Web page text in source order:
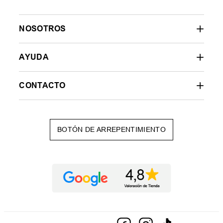
NOSOTROS
AYUDA
CONTACTO
BOTÓN DE ARREPENTIMIENTO